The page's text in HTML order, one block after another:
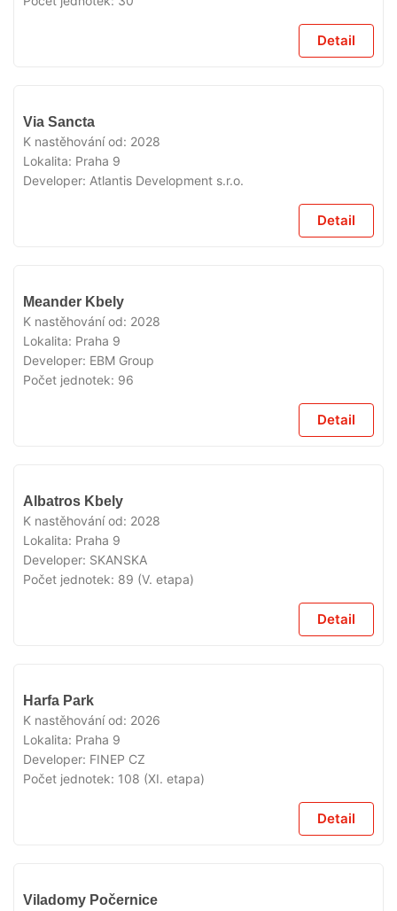
Detail
Via Sancta
K nastěhování od: 2028
Lokalita: Praha 9
Developer: Atlantis Development s.r.o.
Detail
Meander Kbely
K nastěhování od: 2028
Lokalita: Praha 9
Developer: EBM Group
Počet jednotek: 96
Detail
Albatros Kbely
K nastěhování od: 2028
Lokalita: Praha 9
Developer: SKANSKA
Počet jednotek: 89 (V. etapa)
Detail
Harfa Park
K nastěhování od: 2026
Lokalita: Praha 9
Developer: FINEP CZ
Počet jednotek: 108 (XI. etapa)
Detail
Viladomy Počernice